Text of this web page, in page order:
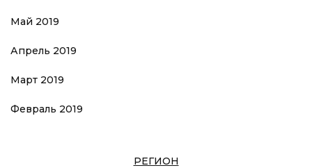
Май 2019
Апрель 2019
Март 2019
Февраль 2019
РЕГИОН